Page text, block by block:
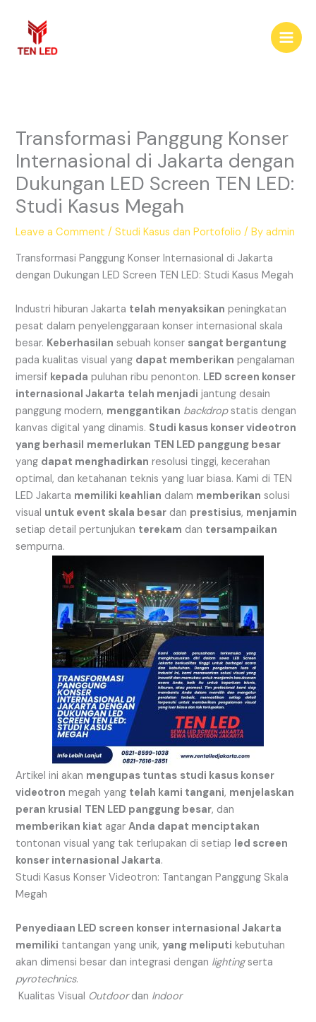
content
Transformasi Panggung Konser
Internasional di Jakarta dengan
Dukungan LED Screen TEN LED:
Studi Kasus Megah
Leave a Comment /Studi Kasus dan Portofolio / Byadmin
Transformasi Panggung Konser Internasional di Jakarta
dengan Dukungan LED Screen TEN LED: Studi Kasus Megah
Industri hiburan Jakarta telah menyaksikan peningkatan
pesat dalam penyelenggaraan konser internasional skala
besar. Keberhasilan sebuah konser sangat bergantung
pada kualitas visual yang dapat memberikan pengalaman
imersif kepada puluhan ribu penonton. LED screen konser
internasional Jakarta telah menjadi jantung desain
panggung modern, menggantikan backdropstatis dengan
kanvas digital yang dinamis. Studi kasus konser videotron
yang berhasil memerlukan TEN LED panggung besar
yang dapat menghadirkan resolusi tinggi, kecerahan
optimal, dan ketahanan teknis yang luar biasa. Kami di TEN
LED Jakarta memiliki keahlian dalam memberikan solusi
visual untuk event skala besar dan prestisius, menjamin
setiap detail pertunjukan terekam dan tersampaikan
sempurna.
Artikel ini akan mengupas tuntas studi kasus konser
videotron megah yang telah kami tangani, menjelaskan
peran krusial TEN LED panggung besar, dan
memberikan kiat agarAnda dapat menciptakan
tontonan visual yang tak terlupakan di setiap led screen
konser internasional Jakarta.
Studi Kasus Konser Videotron: Tantangan Panggung Skala
Megah
Penyediaan LED screen konser internasional Jakarta
memiliki tantangan yang unik,yang meliputi kebutuhan
akan dimensi besar dan integrasi dengan lightingserta
pyrotechnics.
Kualitas Visual Outdoordan Indoor